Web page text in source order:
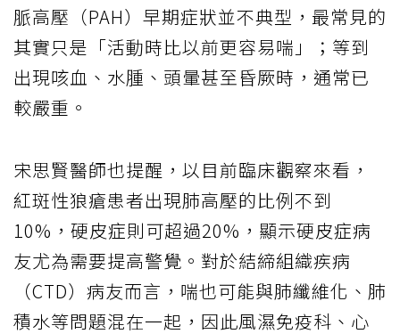
脈高壓（PAH）早期症狀並不典型，最常見的
其實只是「活動時比以前更容易喘」；等到
出現咳血、水腫、頭暈甚至昏厥時，通常已
較嚴重。
宋思賢醫師也提醒，以目前臨床觀察來看，
紅斑性狼瘡患者出現肺高壓的比例不到
10%，硬皮症則可超過20%，顯示硬皮症病
友尤為需要提高警覺。對於結締組織疾病
（CTD）病友而言，喘也可能與肺纖維化、肺
積水等問題混在一起，因此風濕免疫科、心